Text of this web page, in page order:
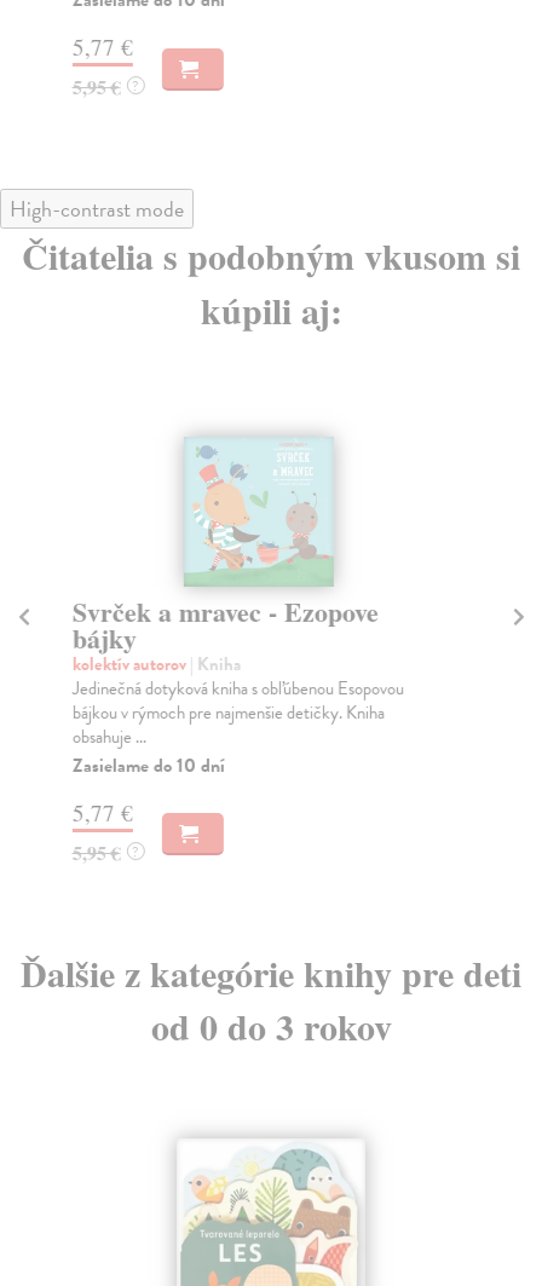
5,77 €
5,95 € ?
High-contrast mode
Čitatelia s podobným vkusom si
kúpili aj:
Svrček a mravec - Ezopove
bájky
kolektív autorov| Kniha
Jedinečná dotyková kniha s obľúbenou Esopovou
bájkou v rýmoch pre najmenšie detičky. Kniha
obsahuje ...
Zasielame do 10 dní
5,77 €
5,95 € ?
Ďalšie z kategórie knihy pre deti
od 0 do 3 rokov